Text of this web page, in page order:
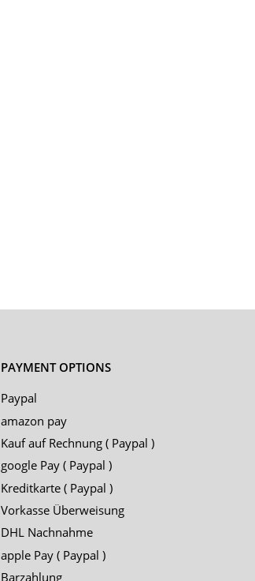
PAYMENT OPTIONS
Paypal
amazon pay
Kauf auf Rechnung ( Paypal )
google Pay ( Paypal )
Kreditkarte ( Paypal )
Vorkasse Überweisung
DHL Nachnahme
apple Pay ( Paypal )
Barzahlung